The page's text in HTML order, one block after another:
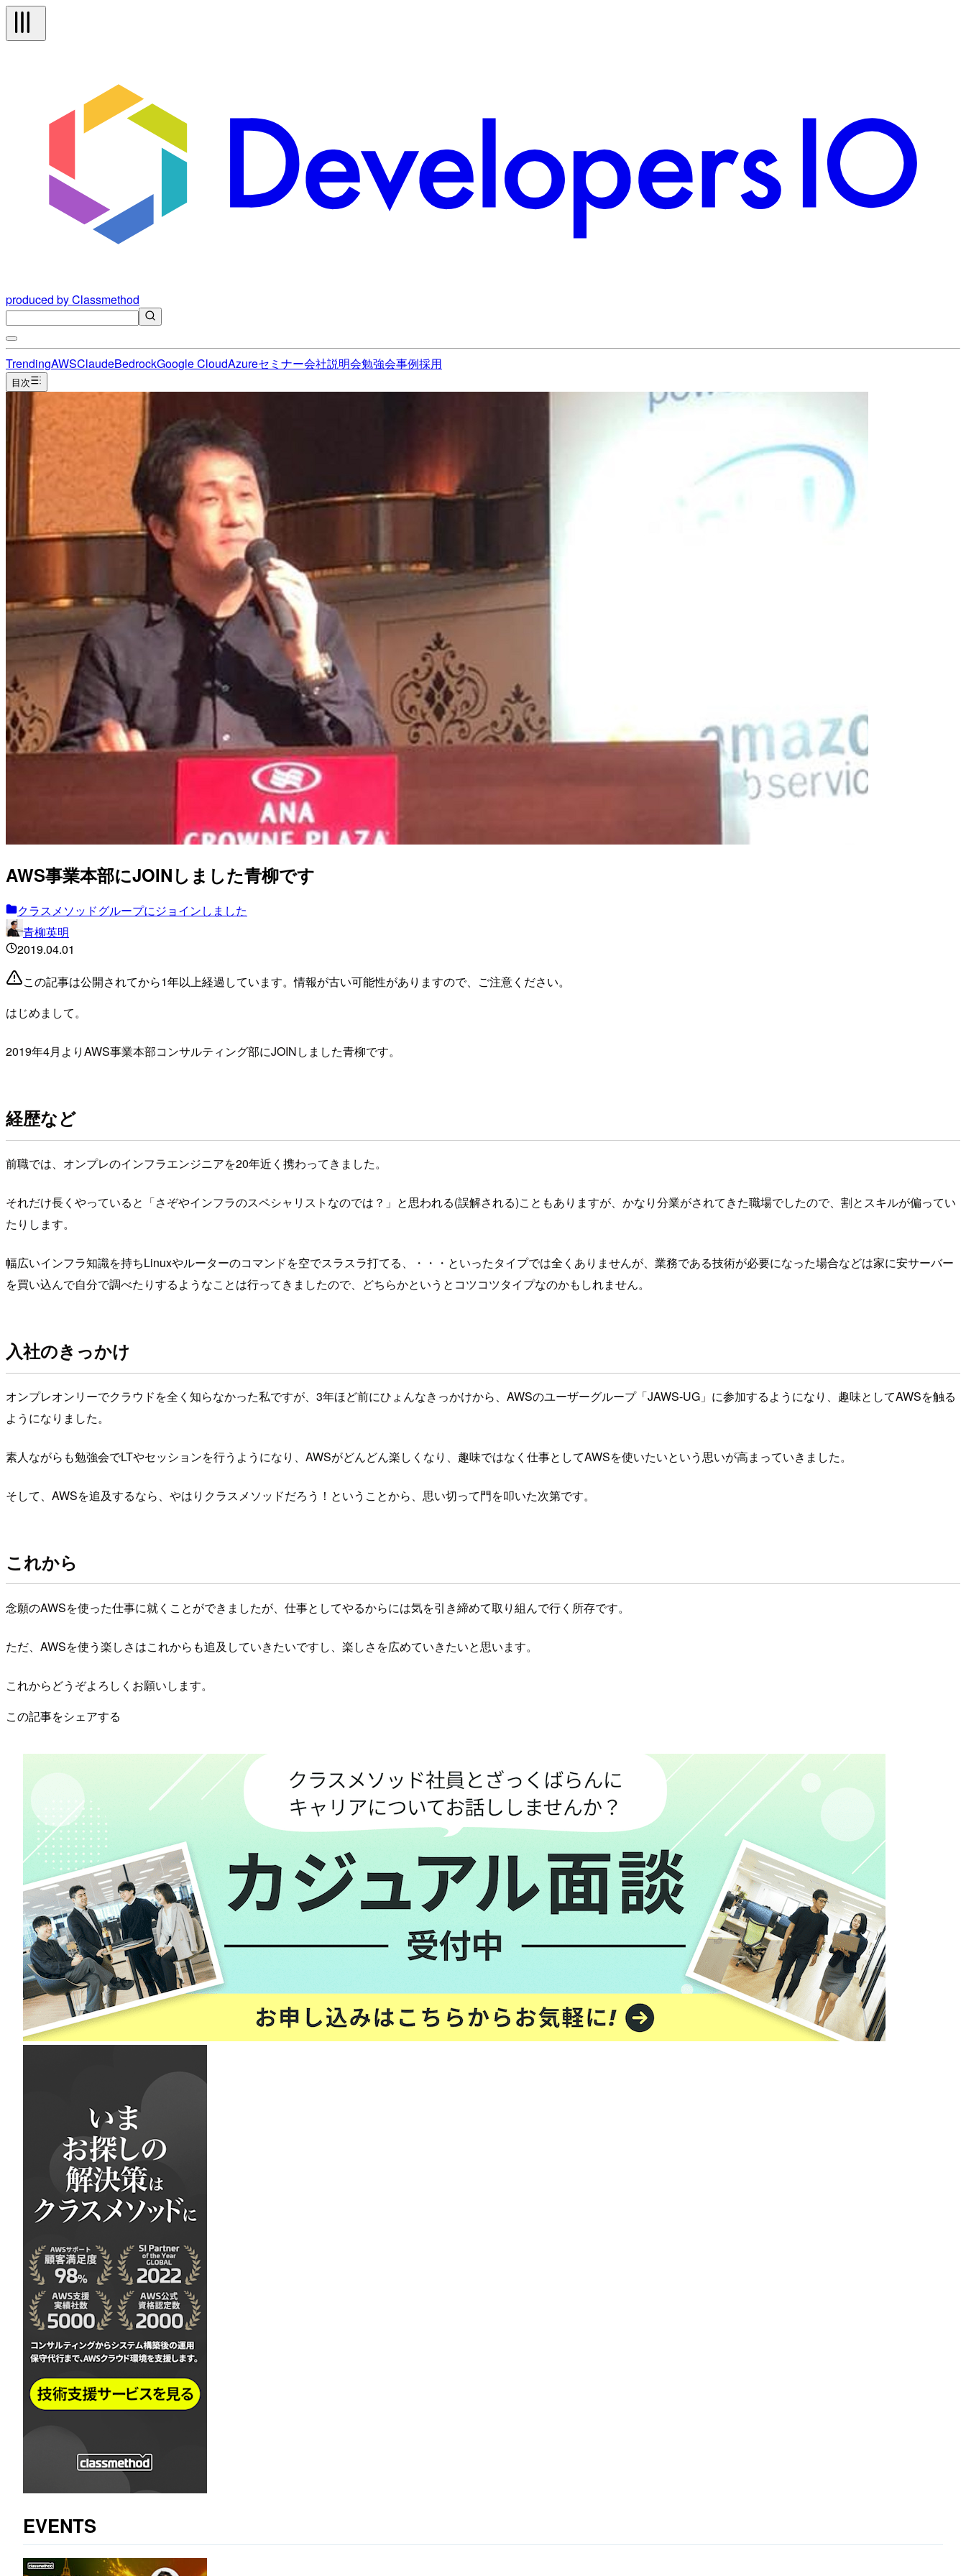
produced by Classmethod
TrendingAWSClaudeBedrockGoogle CloudAzureセミナー会社説明会勉強会事例採用
目次
AWS事業本部にJOINしました青柳です
クラスメソッドグループにジョインしました
青柳英明
2019.04.01
この記事は公開されてから1年以上経過しています。情報が古い可能性がありますので、ご注意ください。
はじめまして。
2019年4月よりAWS事業本部コンサルティング部にJOINしました青柳です。
経歴など
前職では、オンプレのインフラエンジニアを20年近く携わってきました。
それだけ長くやっていると「さぞやインフラのスペシャリストなのでは？」と思われる(誤解される)こともありますが、かなり分業がされてきた職場でしたので、割とスキルが偏ってい
たりします。
幅広いインフラ知識を持ちLinuxやルーターのコマンドを空でスラスラ打てる、・・・といったタイプでは全くありませんが、業務である技術が必要になった場合などは家に安サーバー
を買い込んで自分で調べたりするようなことは行ってきましたので、どちらかというとコツコツタイプなのかもしれません。
入社のきっかけ
オンプレオンリーでクラウドを全く知らなかった私ですが、3年ほど前にひょんなきっかけから、AWSのユーザーグループ「JAWS-UG」に参加するようになり、趣味としてAWSを触る
ようになりました。
素人ながらも勉強会でLTやセッションを行うようになり、AWSがどんどん楽しくなり、趣味ではなく仕事としてAWSを使いたいという思いが高まっていきました。
そして、AWSを追及するなら、やはりクラスメソッドだろう！ということから、思い切って門を叩いた次第です。
これから
念願のAWSを使った仕事に就くことができましたが、仕事としてやるからには気を引き締めて取り組んで行く所存です。
ただ、AWSを使う楽しさはこれからも追及していきたいですし、楽しさを広めていきたいと思います。
これからどうぞよろしくお願いします。
この記事をシェアする
EVENTS